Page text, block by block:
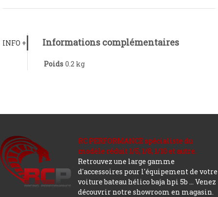
INFO + Informations complémentaires
Poids 0.2 kg
RC PERFORMANCE spécialiste du
modèle réduit 1/5, 1/8, 1/10 et autre.
Retrouvez une large gamme
d'accessoires pour l'équipement de votre
voiture bateau hélico baja hpi 5b ... Venez
découvrir notre showroom en magasin.